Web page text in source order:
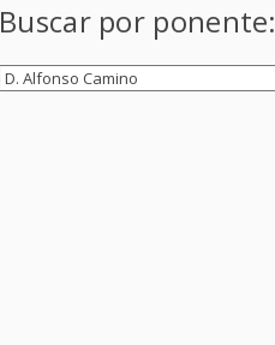
Buscar por ponente: